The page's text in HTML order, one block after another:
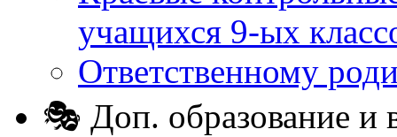
учащихся 9-ых
Ответственному
🎭 Доп. образование и